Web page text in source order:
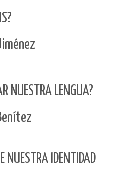
NUESTRA LENGUA?
NUESTRA IDENTIDAD